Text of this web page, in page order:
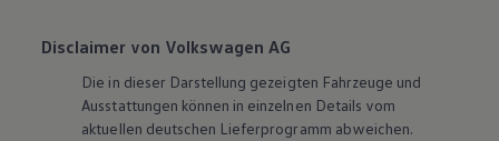
Disclaimer von Volkswagen AG
Die in dieser Darstellung gezeigten Fahrzeuge und
Ausstattungen können in einzelnen Details vom
aktuellen deutschen Lieferprogramm abweichen.